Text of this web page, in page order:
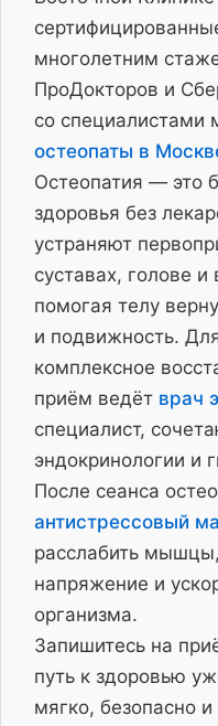
многолетним
ПроДокторов и
со специалистами
остеопаты в
Остеопатия — это
здоровья без
устраняют
суставах, голове и
помогая телу
и подвижность.
комплексное
приём ведёт врач
специалист,
эндокринологии и
После сеанса
антистрессовый
расслабить
напряжение и
организма.
Запишитесь на
путь к здоровью
мягко, безопасно